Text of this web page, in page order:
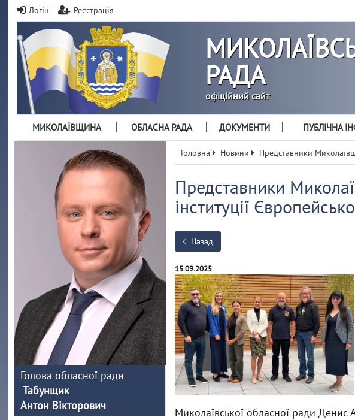
Логін Реєстрація
РАДА
офіційний сайт
МИКОЛАЇВЩИНА ОБЛАСНА РАДА ДОКУМЕНТИ ПУБЛІЧНА
Головна Новини Представники
Представники
інституції
Назад
15.09.2025
Миколаївської обласної ради Денис
Голова обласної ради
Табунщик
Антон Вікторович